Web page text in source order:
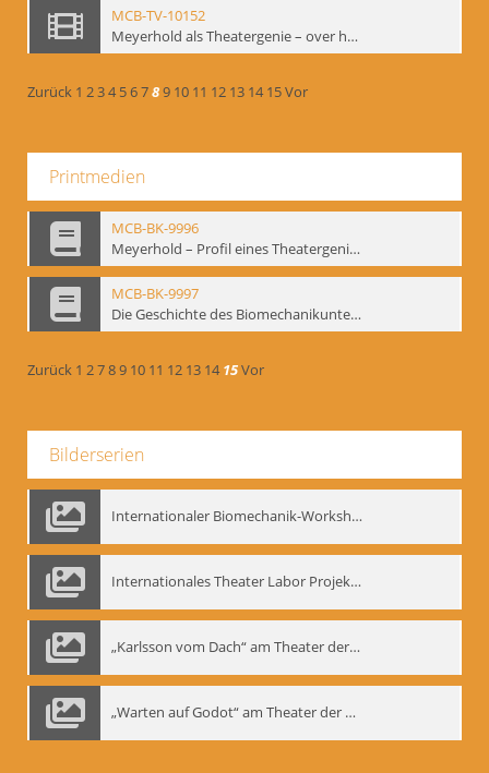
MCB-TV-10152
Meyerhold als Theatergenie – over het mechanik van de acteursexpressie, Ausschnitt 2 - Interne Signatur: BM-vid-108_A2
Zurück 1 234 56789 10 11 12 13 14 15Vor
Printmedien
MCB-BK-9996
Meyerhold – Profil eines Theatergenies. Vortrag. Arbeitsdemonstration - interne Signatur: BM-prt-203
MCB-BK-9997
Die Geschichte des Biomechanikunterrichts im Theater der Satire - interne Signatur: BM-prt-204
Zurück 1 2789 10 11 12 13 14 15Vor
Bilderserien
Internationaler Biomechanik-Workshop, Moskau 1993
Internationales Theater Labor Projekt: Play Don Juan
„Karlsson vom Dach“ am Theater der Satire, Moskau 1985
„Warten auf Godot“ am Theater der Saire, Moskau 1980er